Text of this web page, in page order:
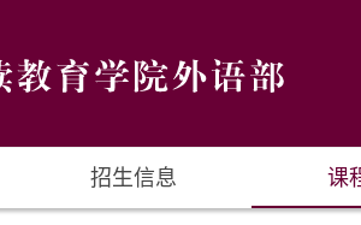
招生信息 课